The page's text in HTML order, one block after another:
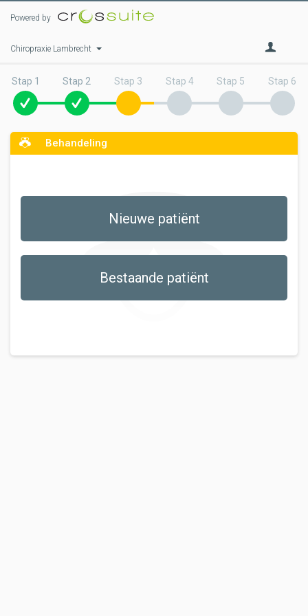
Powered by
Chiropraxie Lambrecht
Stap 1 Stap 2 Stap 3 Stap 4 Stap 5 Stap 6
Behandeling
Nieuwe patiënt
Bestaande patiënt